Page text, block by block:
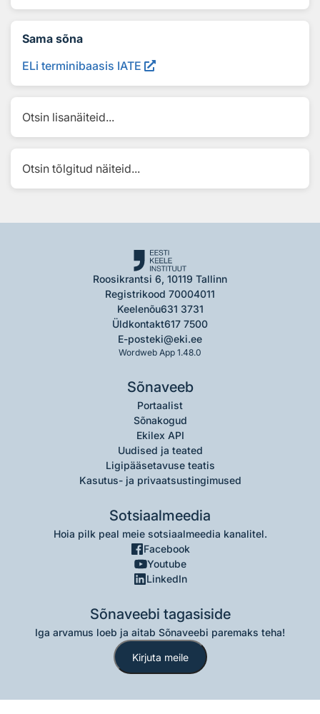
Sama sõna
ELi terminibaasis IATE
Otsin lisanäiteid...
Otsin tõlgitud näiteid...
Roosikrantsi 6, 10119 Tallinn
Registrikood 70004011
Keelenõu631 3731
Üldkontakt617 7500
E-posteki@eki.ee
Wordweb App 1.48.0
Sõnaveeb
Portaalist
Sõnakogud
Ekilex API
Uudised ja teated
Ligipääsetavuse teatis
Kasutus- ja privaatsustingimused
Sotsiaalmeedia
Hoia pilk peal meie sotsiaalmeedia kanalitel.
Facebook
Youtube
LinkedIn
Sõnaveebi tagasiside
Iga arvamus loeb ja aitab Sõnaveebi paremaks teha!
Kirjuta meile